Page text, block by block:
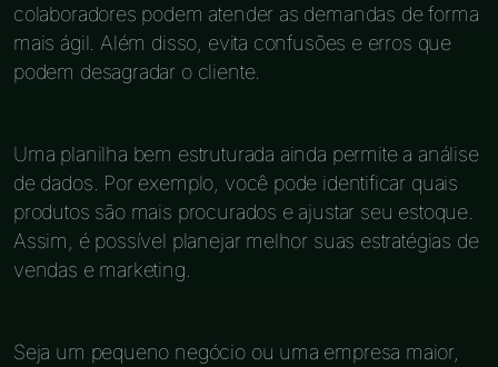
colaboradores podem atender as demandas de forma
mais ágil. Além disso, evita confusões e erros que
podem desagradar o cliente.
Uma planilha bem estruturada ainda permite a análise
de dados. Por exemplo, você pode identificar quais
produtos são mais procurados e ajustar seu estoque.
Assim, é possível planejar melhor suas estratégias de
vendas e marketing.
Seja um pequeno negócio ou uma empresa maior,